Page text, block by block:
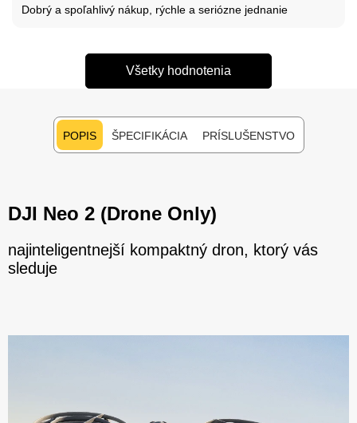
Dobrý a spoľahlivý nákup, rýchle a seriózne jednanie
Všetky hodnotenia
POPIS ŠPECIFIKÁCIA PRÍSLUŠENSTVO
DJI Neo 2 (Drone Only)
najinteligentnejší kompaktný dron, ktorý vás
sleduje